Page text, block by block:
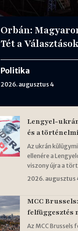
Orbán:
Tét a
Politika
2026. augusztus 4
Lengyel-
és a
Az ukrán
ellenére a
viszony újra a
2026. augusztus
MCC
felfüggesztés
Az MCC Brussels